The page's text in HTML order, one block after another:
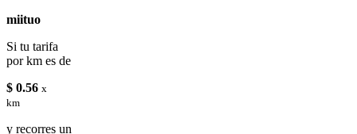
miituo
Si tu tarifa
por km es de
$ 0.56 x
km
y recorres un